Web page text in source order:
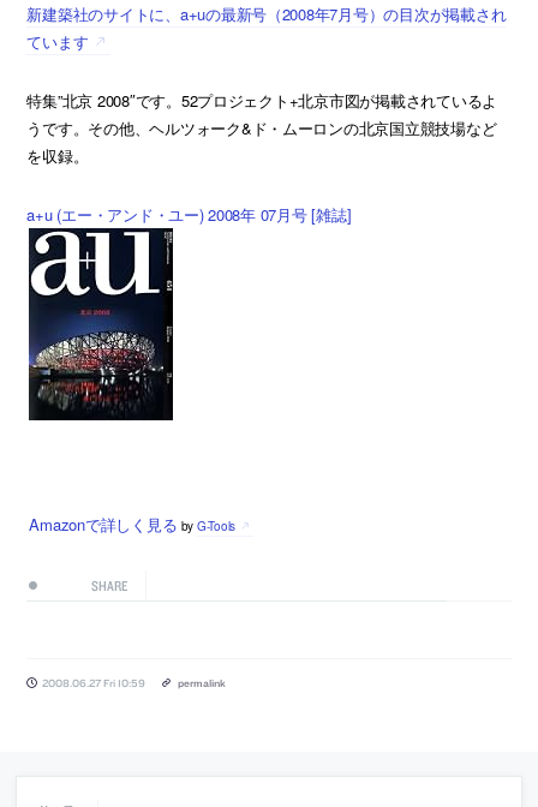
新建築社のサイトに、a+uの最新号（2008年7月号）の目次が掲載され
ています
特集”北京 2008″です。52プロジェクト+北京市図が掲載されているよ
うです。その他、ヘルツォーク&ド・ムーロンの北京国立競技場など
を収録。
a+u (エー・アンド・ユー) 2008年 07月号 [雑誌]
Amazonで詳しく見る by G-Tools
SHARE
2008.06.27 Fri 10:59 permalink